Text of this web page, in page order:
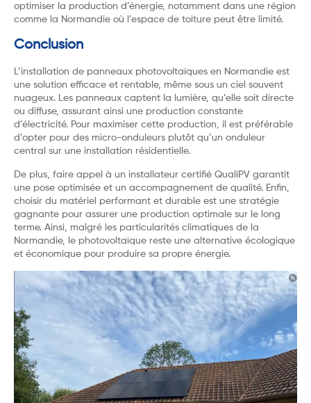
optimiser la production d’énergie, notamment dans une région
comme la Normandie où l’espace de toiture peut être limité.
Conclusion
L’installation de panneaux photovoltaïques en Normandie est
une solution efficace et rentable, même sous un ciel souvent
nuageux. Les panneaux captent la lumière, qu’elle soit directe
ou diffuse, assurant ainsi une production constante
d’électricité. Pour maximiser cette production, il est préférable
d’opter pour des micro-onduleurs plutôt qu’un onduleur
central sur une installation résidentielle.
De plus, faire appel à un installateur certifié QualiPV garantit
une pose optimisée et un accompagnement de qualité. Enfin,
choisir du matériel performant et durable est une stratégie
gagnante pour assurer une production optimale sur le long
terme. Ainsi, malgré les particularités climatiques de la
Normandie, le photovoltaïque reste une alternative écologique
et économique pour produire sa propre énergie.